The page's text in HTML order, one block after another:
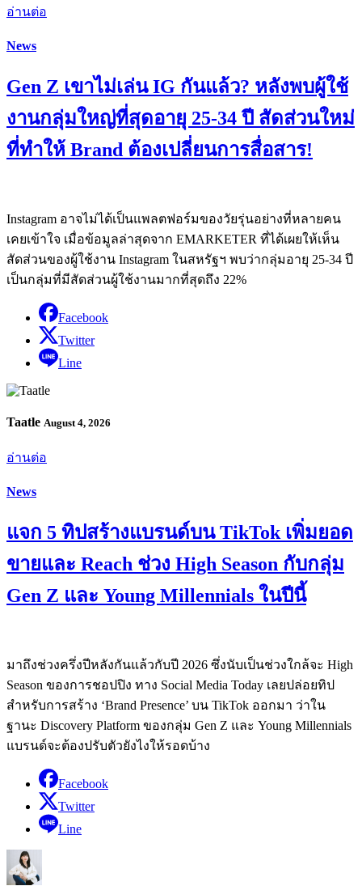
อ่านต่อ
News
Gen Z เขาไม่เล่น IG กันแล้ว? หลังพบผู้ใช้
งานกลุ่มใหญ่ที่สุดอายุ 25-34 ปี สัดส่วนใหม่
ที่ทำให้ Brand ต้องเปลี่ยนการสื่อสาร!
Instagram อาจไม่ได้เป็นแพลตฟอร์มของวัยรุ่นอย่างที่หลายคน
เคยเข้าใจ เมื่อข้อมูลล่าสุดจาก EMARKETER ที่ได้เผยให้เห็น
สัดส่วนของผู้ใช้งาน Instagram ในสหรัฐฯ พบว่ากลุ่มอายุ 25-34 ปี
เป็นกลุ่มที่มีสัดส่วนผู้ใช้งานมากที่สุดถึง 22%
Facebook
Twitter
Line
Taatle August 4, 2026
อ่านต่อ
News
แจก 5 ทิปสร้างแบรนด์บน TikTok เพิ่มยอด
ขายและ Reach ช่วง High Season กับกลุ่ม
Gen Z และ Young Millennials ในปีนี้
มาถึงช่วงครึ่งปีหลังกันแล้วกับปี 2026 ซึ่งนับเป็นช่วงใกล้จะ High
Season ของการชอปปิง ทาง Social Media Today เลยปล่อยทิป
สำหรับการสร้าง ‘Brand Presence’ บน TikTok ออกมา ว่าใน
ฐานะ Discovery Platform ของกลุ่ม Gen Z และ Young Millennials
แบรนด์จะต้องปรับตัวยังไงให้รอดบ้าง
Facebook
Twitter
Line